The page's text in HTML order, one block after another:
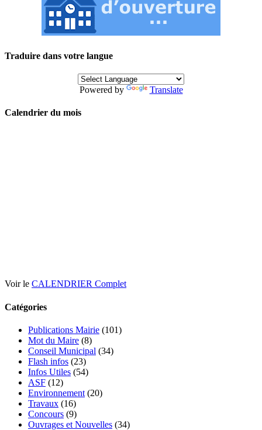
Traduire dans votre langue
Powered by Translate
Calendrier du mois
Voir le CALENDRIER Complet
Catégories
Publications Mairie (101)
Mot du Maire (8)
Conseil Municipal (34)
Flash infos (23)
Infos Utiles (54)
ASF (12)
Environnement (20)
Travaux (16)
Concours (9)
Ouvrages et Nouvelles (34)